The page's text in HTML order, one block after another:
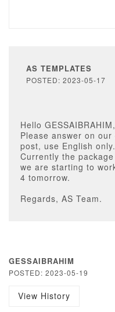
AS TEMPLATES
POSTED: 2023-05-17
Hello GESSAIBRAHIM,
Please answer on
post, use English only.
Currently the
we are starting to
4 tomorrow.
Regards, AS Team.
GESSAIBRAHIM
POSTED: 2023-05-19
View History